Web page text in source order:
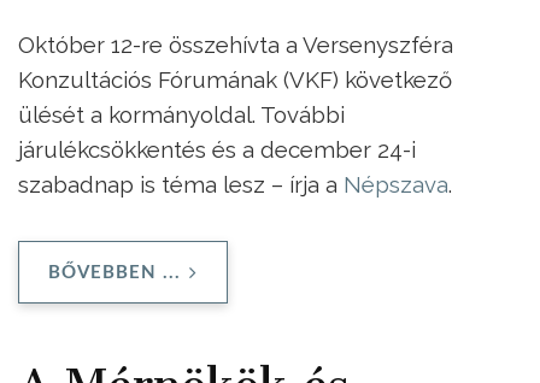
Október 12-re összehívta a Versenyszféra
Konzultációs Fórumának (VKF) következő
ülését a kormányoldal. További
járulékcsökkentés és a december 24-i
szabadnap is téma lesz – írja a Népszava.
BŐVEBBEN ...